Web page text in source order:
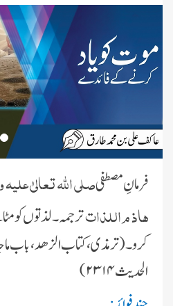
فرمانِ مصطفیصلی اللہ تعالیٰ
ھاذ م اللذاتترجمہ ۔ لذتوں کو
الحدیث ۲۳۱۴)